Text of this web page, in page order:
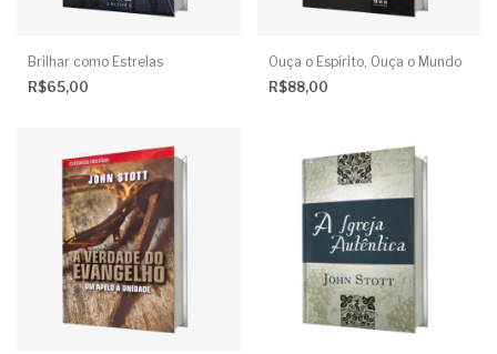
Brilhar como Estrelas
R$65,00
Ouça o Espírito, Ouça o Mundo
R$88,00